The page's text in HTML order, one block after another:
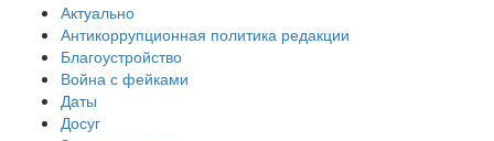
Актуально
Антикоррупционная политика редакции
Благоустройство
Война с фейками
Даты
Досуг